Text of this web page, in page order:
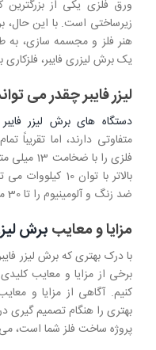
ورق فلزی یکی از بزرگترین
زیرساختی است. با این حال،
هنر فلز و مجسمه سازی، به
یک برش لیزری فایبر،
لیزر فایبر چقدر می
دستگاه های برش لیزر فایبر
متفاوتی دارند، اما تقریباً
فلزی را
ضد زنگ و آلومینیوم را تا 30 میلی متر برش دهند.
مزایا و معایب برش
با درک بهتری که برش لیزر
برخی از مزایا و معایب
کنیم. آگاهی از مزایا و
بهتری را هنگام تصمیم گیری در
پروژه ساخت فلز شما است،